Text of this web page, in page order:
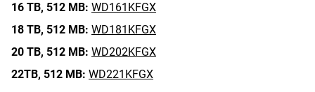
16 TB, 512 MB: WD161KFGX
18 TB, 512 MB: WD181KFGX
20 TB, 512 MB: WD202KFGX
22TB, 512 MB: WD221KFGX